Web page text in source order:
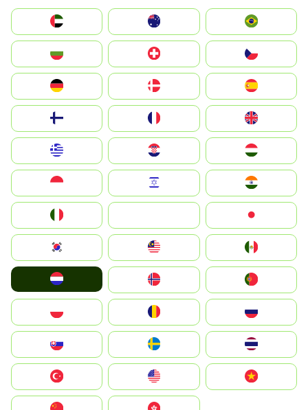
الإمارات العربية المتحدة
Switzerland
Deutschland
United Kingdom
Magyarország
South Korea
United States